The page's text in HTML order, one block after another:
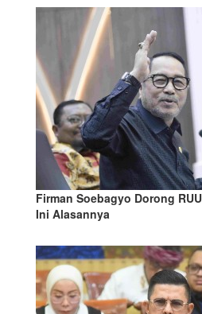
Firman Soebagyo Dorong
Ini Alasannya